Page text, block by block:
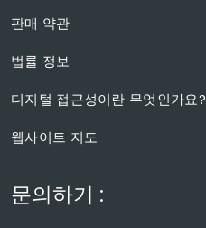
판매 약관
법률 정보
디지털 접근성이란 무엇인가요?
웹사이트 지도
문의하기 :